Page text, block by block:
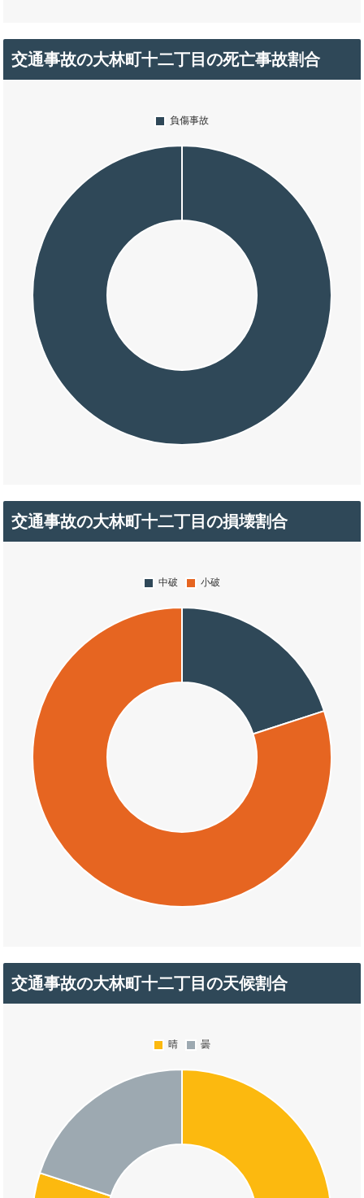
交通事故の大林町十二丁目の死亡事故割合
交通事故の大林町十二丁目の損壊割合
交通事故の大林町十二丁目の天候割合